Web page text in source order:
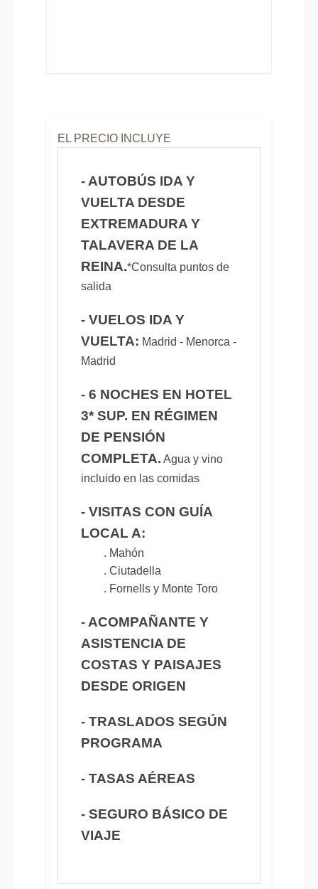
EL PRECIO INCLUYE
- AUTOBÚS IDA Y
VUELTA DESDE
EXTREMADURA Y
TALAVERA DE LA
REINA.*Consulta puntos de
salida
- VUELOS IDA Y
VUELTA: Madrid - Menorca -
Madrid
- 6 NOCHES EN HOTEL
3* SUP. EN RÉGIMEN
DE PENSIÓN
COMPLETA. Agua y vino
incluido en las comidas
- VISITAS CON GUÍA
LOCAL A:
. Mahón
. Ciutadella
. Fornells y Monte Toro
- ACOMPAÑANTE Y
ASISTENCIA DE
COSTAS Y PAISAJES
DESDE ORIGEN
- TRASLADOS SEGÚN
PROGRAMA
- TASAS AÉREAS
- SEGURO BÁSICO DE
VIAJE